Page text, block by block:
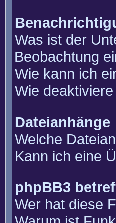
Was ist der
Beobachtung
Wie kann ich
Wie
Dateianhänge
Welche
Kann ich eine
phpBB3
Wer hat diese